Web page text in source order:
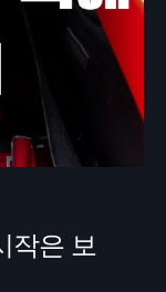
작은 보